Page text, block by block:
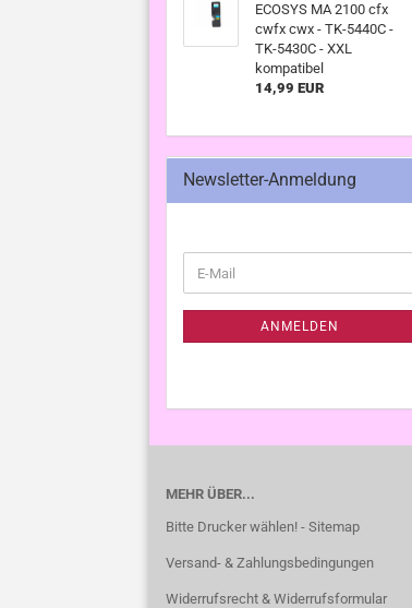
ECOSYS MA 2100 cfx
cwfx cwx - TK-5440C -
TK-5430C - XXL
kompatibel
14,99 EUR
Newsletter-Anmeldung
ZUR
ANMELDUNG
E-
Mail
ANMELDEN
MEHR ÜBER...
Bitte Drucker wählen! - Sitemap
Versand- & Zahlungsbedingungen
Widerrufsrecht & Widerrufsformular